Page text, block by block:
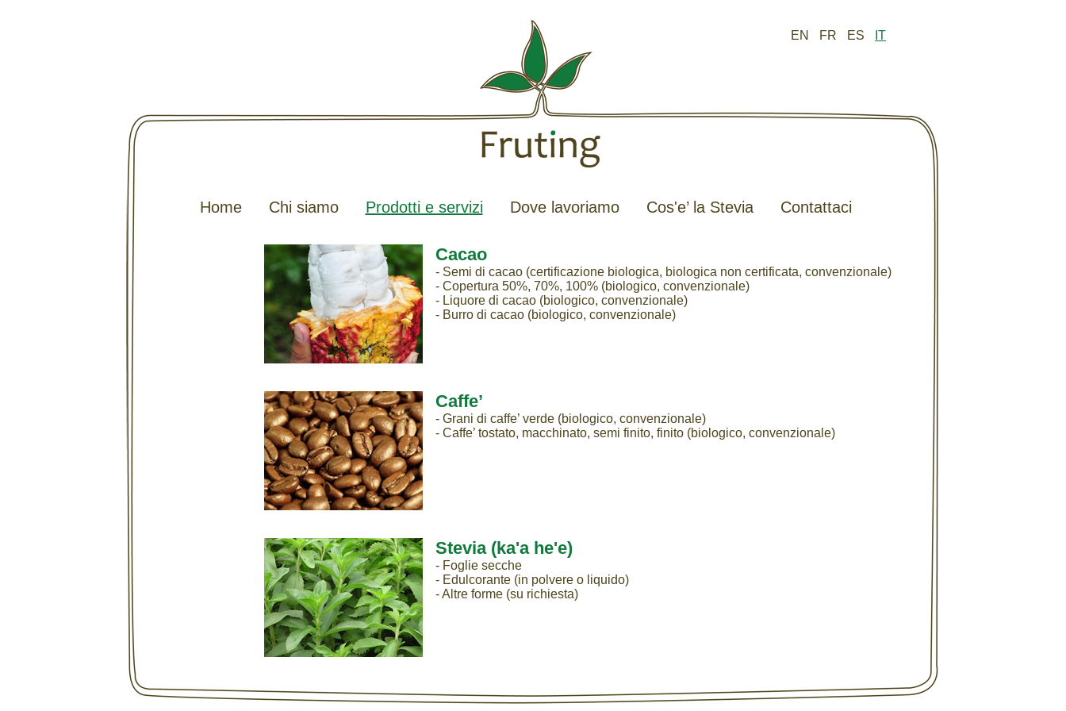
EN FR ES IT
Home Chi siamo Prodotti e servizi Dove lavoriamo Cos'e’ la Stevia Contattaci
Cacao
- Semi di cacao (certificazione biologica, biologica non certificata, convenzionale)
- Copertura 50%, 70%, 100% (biologico, convenzionale)
- Liquore di cacao (biologico, convenzionale)
- Burro di cacao (biologico, convenzionale)
Caffe’
- Grani di caffe’ verde (biologico, convenzionale)
- Caffe’ tostato, macchinato, semi finito, finito (biologico, convenzionale)
Stevia (ka'a he'e)
- Foglie secche
- Edulcorante (in polvere o liquido)
- Altre forme (su richiesta)